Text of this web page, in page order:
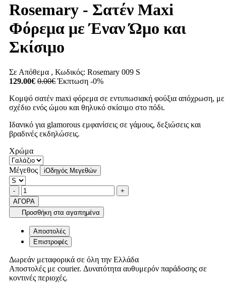
Rosemary - Σατέν Maxi
Φόρεμα με Έναν Ώμο και
Σκίσιμο
Σε Απόθεμα , Κωδικός: Rosemary 009 S
129.00€ 0.00€ Έκπτωση -0%
Κομψό σατέν maxi φόρεμα σε εντυπωσιακή φούξια απόχρωση, με
σχέδιο ενός ώμου και θηλυκό σκίσιμο στο πόδι.
Ιδανικό για glamorous εμφανίσεις σε γάμους, δεξιώσεις και
βραδινές εκδηλώσεις.
Χρώμα
Μέγεθος iΟδηγός Μεγεθών
Ποσότητα
-product.increase.quantity +
ΑΓΟΡΑ
Προσθήκη στα αγαπημένα
Αποστολές
Επιστροφές
Δωρεάν μεταφορικά σε όλη την Ελλάδα
Αποστολές με courier. Δυνατότητα αυθυμερόν παράδοσης σε
κοντινές περιοχές.